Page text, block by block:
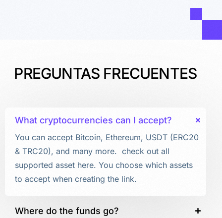
PREGUNTAS FRECUENTES
What cryptocurrencies can I accept?
You can accept Bitcoin, Ethereum, USDT (ERC20
& TRC20), and many more. check out all
supported asset here. You choose which assets
to accept when creating the link.
Where do the funds go?